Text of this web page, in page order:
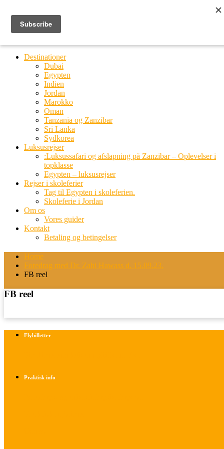
Ring til os
20 66 03 08
Destinationer
Dubai
Egypten
Indien
Jordan
Marokko
Oman
Tanzania og Zanzibar
Sri Lanka
Sydkorea
Luksusrejser
:Luksussafari og afslapning på Zanzibar – Oplevelser i
topklasse
Egypten – luksusrejser
Rejser i skoleferier
Tag til Egypten i skoleferien.
Skoleferie i Jordan
Om os
Vores guider
Kontakt
Betaling og betingelser
Home
Foredrag med Dr. Zahi Hawass d. 15.09.23.
FB reel
FB reel
Flybilletter
Praktisk info